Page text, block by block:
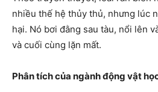
nhiều thế hệ thủy thủ, nhưng lúc
hại. Nó bơi đằng sau tàu, nổi lên
và cuối cùng lặn mất.
Phân tích của ngành động vật